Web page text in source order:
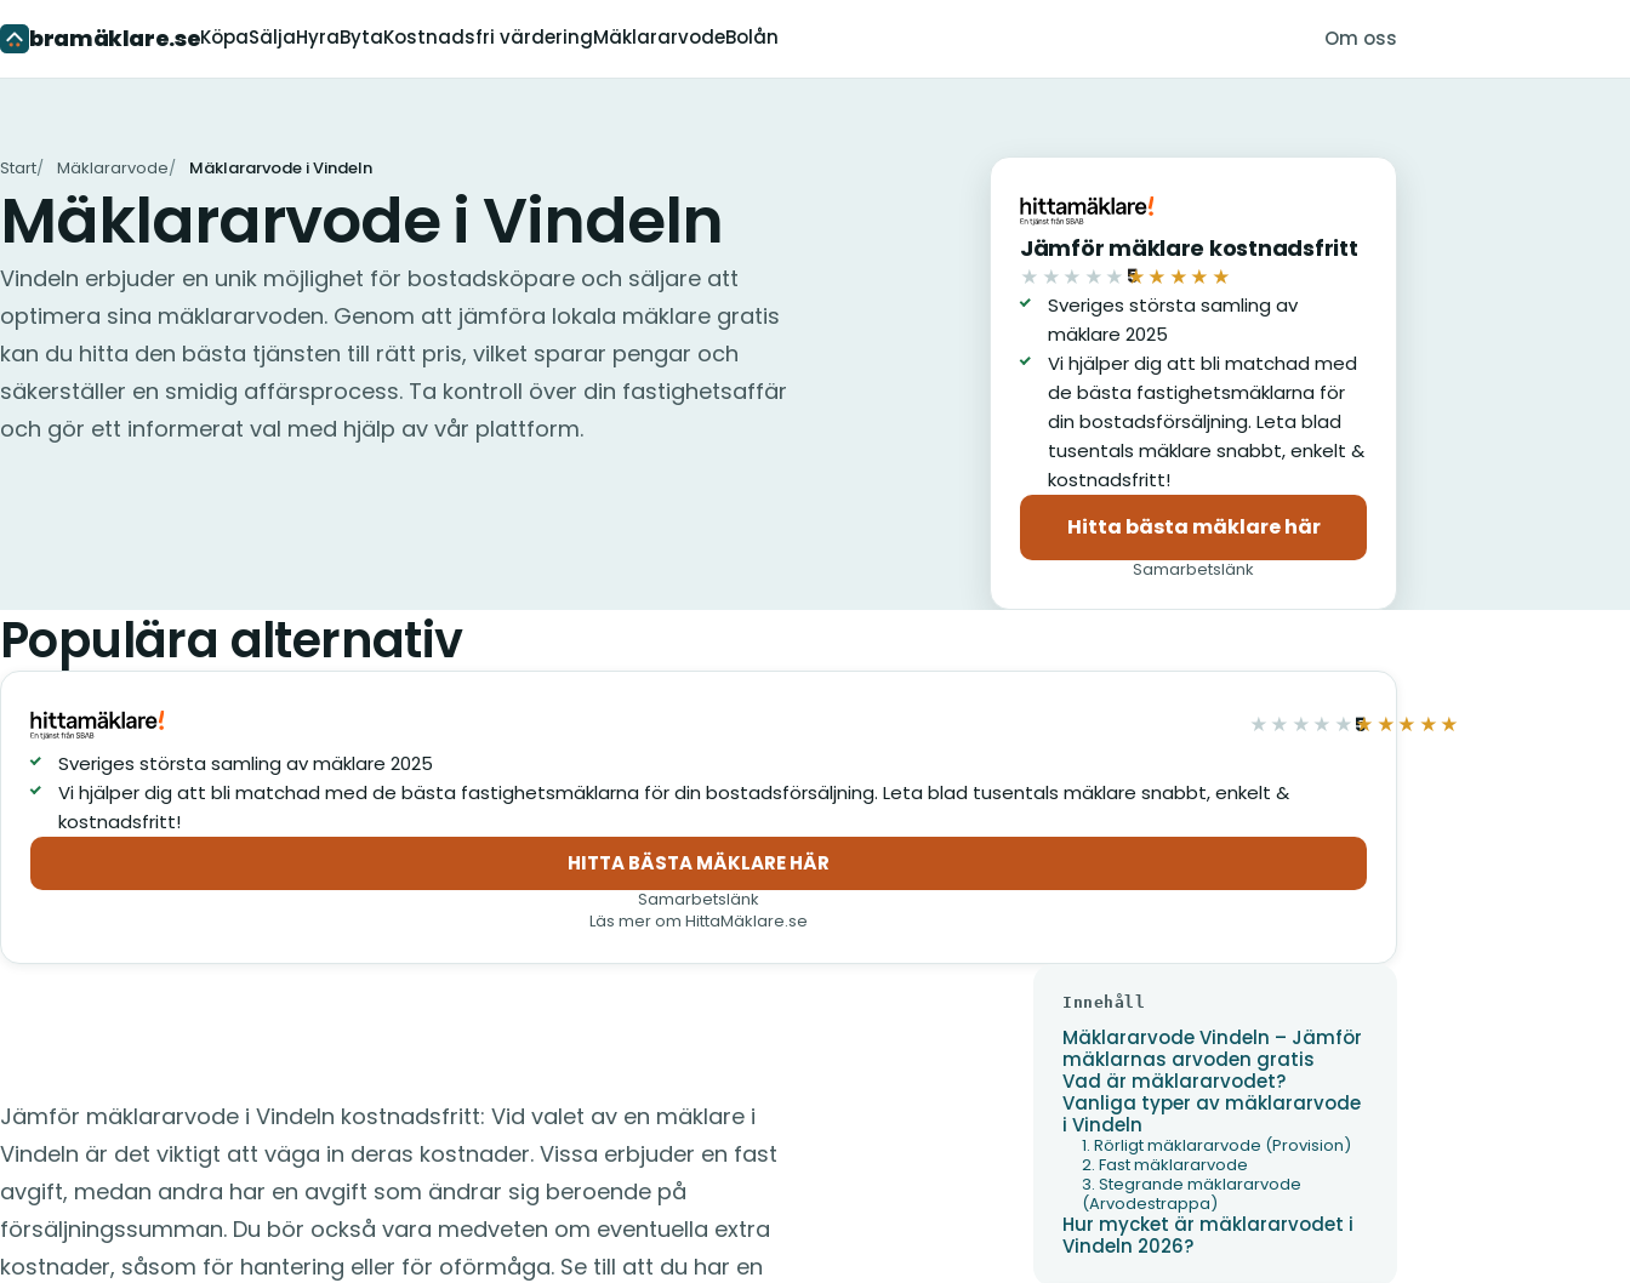
bramäklare.seKöpaSäljaHyraBytaKostnadsfri värderingMäklararvodeBolån Om oss
Start Mäklararvode Mäklararvode i Vindeln
Mäklararvode i Vindeln
Vindeln erbjuder en unik möjlighet för bostadsköpare och säljare att
optimera sina mäklararvoden. Genom att jämföra lokala mäklare gratis
kan du hitta den bästa tjänsten till rätt pris, vilket sparar pengar och
säkerställer en smidig affärsprocess. Ta kontroll över din fastighetsaffär
och gör ett informerat val med hjälp av vår plattform.
Jämför mäklare kostnadsfritt
★★★★★ ★★★★★
5
av 5
Sveriges största samling av
mäklare 2025
Vi hjälper dig att bli matchad med
de bästa fastighetsmäklarna för
din bostadsförsäljning. Leta blad
tusentals mäklare snabbt, enkelt &
kostnadsfritt!
Hitta bästa mäklare här
(öppnas i nytt fönster)
Samarbetslänk
Populära alternativ
★★★★★★★★★★
5
av 5
Sveriges största samling av mäklare 2025
Vi hjälper dig att bli matchad med de bästa fastighetsmäklarna för din bostadsförsäljning. Leta blad tusentals mäklare snabbt, enkelt &
kostnadsfritt!
HITTA BÄSTA MÄKLARE HÄR
(öppnas i nytt fönster)
Samarbetslänk
Läs mer om HittaMäklare.se
Jämför mäklararvode i Vindeln kostnadsfritt: Vid valet av en mäklare i
Vindeln är det viktigt att väga in deras kostnader. Vissa erbjuder en fast
avgift, medan andra har en avgift som ändrar sig beroende på
försäljningssumman. Du bör också vara medveten om eventuella extra
kostnader, såsom för hantering eller för oförmåga. Se till att du har en
Innehåll
Mäklararvode Vindeln – Jämför
mäklarnas arvoden gratis
Vad är mäklararvodet?
Vanliga typer av mäklararvode
i Vindeln
1. Rörligt mäklararvode (Provision)
2. Fast mäklararvode
3. Stegrande mäklararvode
(Arvodestrappa)
Hur mycket är mäklararvodet i
Vindeln 2026?